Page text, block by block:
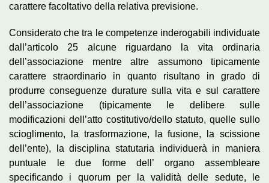
carattere facoltativo della relativa previsione.
Considerato che tra le competenze inderogabili individuate
dall’articolo 25 alcune riguardano la vita ordinaria
dell’associazione mentre altre assumono tipicamente
carattere straordinario in quanto risultano in grado di
produrre conseguenze durature sulla vita e sul carattere
dell’associazione (tipicamente le delibere sulle
modificazioni dell’atto costitutivo/dello statuto, quelle sullo
scioglimento, la trasformazione, la fusione, la scissione
dell’ente), la disciplina statutaria individuerà in maniera
puntuale le due forme dell’ organo assembleare
specificando i quorum per la validità delle sedute, le